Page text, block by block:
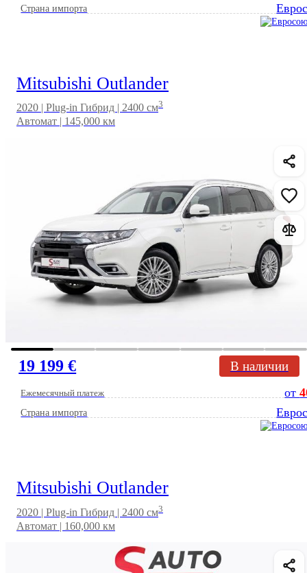
Страна импорта
Mitsubishi Outlander
2020 | Plug-in Гибрид | 2400 см3
Автомат | 145,000 км
19 199 € В наличии
Ежемесячный платеж от
Страна импорта
Mitsubishi Outlander
2020 | Plug-in Гибрид | 2400 см3
Автомат | 160,000 км